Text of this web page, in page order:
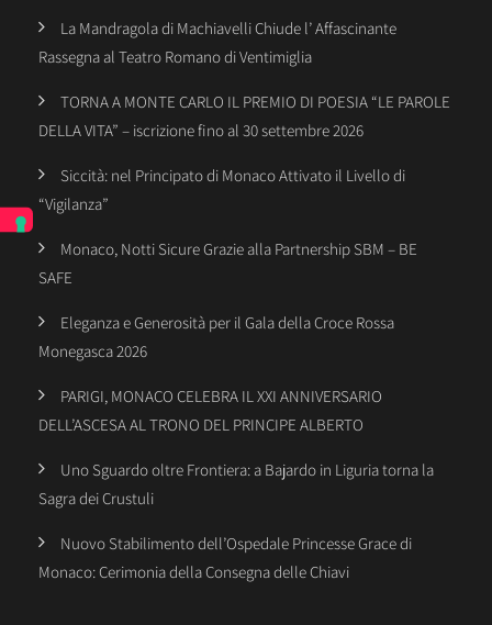
La Mandragola di Machiavelli Chiude l’ Affascinante
Rassegna al Teatro Romano di Ventimiglia
TORNA A MONTE CARLO IL PREMIO DI POESIA “LE PAROLE
DELLA VITA” – iscrizione fino al 30 settembre 2026
Siccità: nel Principato di Monaco Attivato il Livello di
“Vigilanza”
Monaco, Notti Sicure Grazie alla Partnership SBM – BE
SAFE
Eleganza e Generosità per il Gala della Croce Rossa
Monegasca 2026
PARIGI, MONACO CELEBRA IL XXI ANNIVERSARIO
DELL’ASCESA AL TRONO DEL PRINCIPE ALBERTO
Uno Sguardo oltre Frontiera: a Bajardo in Liguria torna la
Sagra dei Crustuli
Nuovo Stabilimento dell’Ospedale Princesse Grace di
Monaco: Cerimonia della Consegna delle Chiavi